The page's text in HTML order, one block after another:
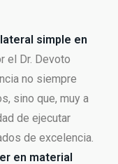
simple en
el Dr. Devoto
no siempre
sino que, muy a
de ejecutar
de excelencia.
en material